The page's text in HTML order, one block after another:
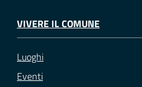
VIVERE IL COMUNE
Luoghi
Eventi